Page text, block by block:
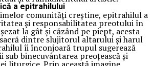
a epitrahilului
comunități creștine, epitrahilul a
și responsabilitatea preotului în
la gât și căzând pe piept, acesta
dintre slujitorul altarului și harul
îi înconjoară trupul sugerează
binecuvântarea preoțească și